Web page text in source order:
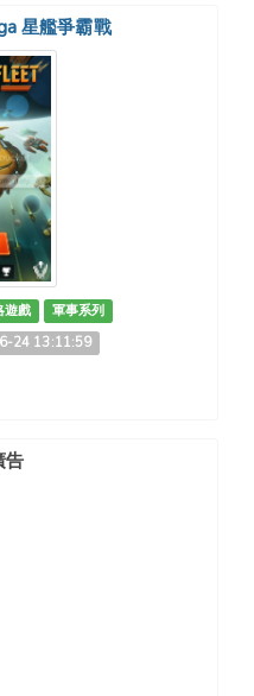
星艦爭霸戰
遊戲
軍事系列
24 13:11:59
告